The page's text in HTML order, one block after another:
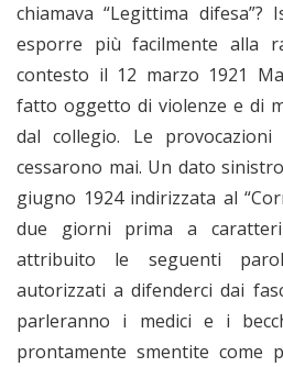
chiamava “Legittima
esporre più facilmente alla
contesto il 12 marzo 1921
fatto oggetto di violenze e di
dal collegio. Le
cessarono mai. Un dato
giugno 1924 indirizzata al
due giorni prima a
attribuito le seguenti
autorizzati a difenderci dai
parleranno i medici e i
prontamente smentite come